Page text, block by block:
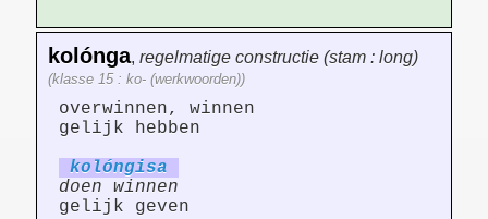
kolónga, regelmatige constructie (stam : long)
(klasse 15 : ko- (werkwoorden))
overwinnen, winnen
gelijk hebben
kolóngisa
doen winnen
gelijk geven